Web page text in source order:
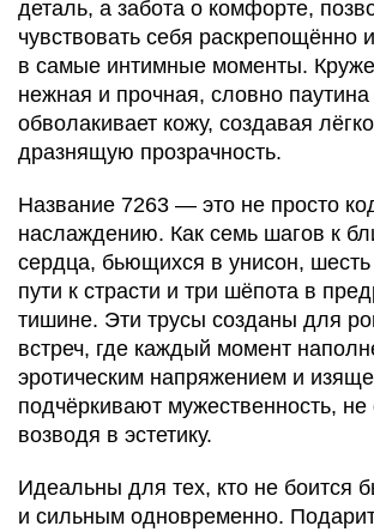
деталь, а забота о комфорте,
чувствовать себя раскрепощённо
в самые интимные моменты.
нежная и прочная, словно паутина
обволакивает кожу, создавая
дразнящую прозрачность.
Название 7263 — это не просто
наслаждению. Как семь шагов к
сердца, бьющихся в унисон,
пути к страсти и три шёпота в
тишине. Эти трусы созданы для
встреч, где каждый момент
эротическим напряжением и
подчёркивают мужественность,
возводя в эстетику.
Идеальны для тех, кто не боится
и сильным одновременно.